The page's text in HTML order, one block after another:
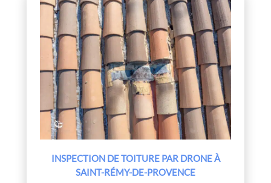
INSPECTION DE TOITURE PAR DRONE À
SAINT-RÉMY-DE-PROVENCE